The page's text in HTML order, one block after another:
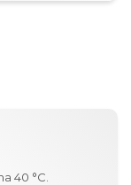
40 °C.